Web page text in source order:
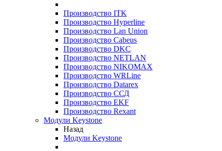
Производство ITK
Производство Hyperline
Производство Lan Union
Производство Cabeus
Производство DKC
Производство NETLAN
Производство NIKOMAX
Производство WRLine
Производство Datarex
Производство ССД
Производство EKF
Производство Rexant
Модули Keystone
Назад
Модули Keystone